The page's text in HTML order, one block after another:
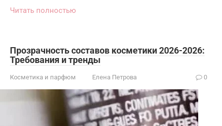
Читать полностью
Прозрачность составов косметики 2026-2026:
Требования и тренды
Косметика и парфюм Елена Петрова 0